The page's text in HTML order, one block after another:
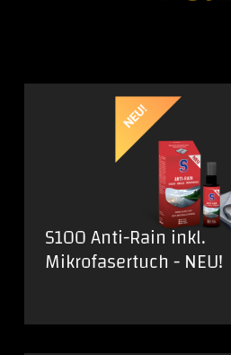
S100 Anti-Rain inkl.
Mikrofasertuch - NEU!